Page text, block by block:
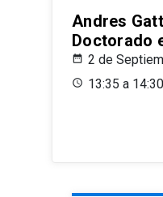
Andres
Doctorado
2 de
13:35 a 14:30